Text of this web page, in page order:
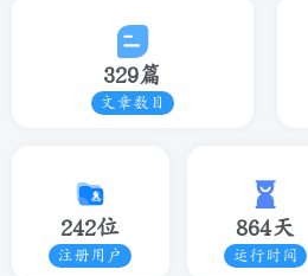
329篇
文章数目
242位
注册用户
864天
运行时间